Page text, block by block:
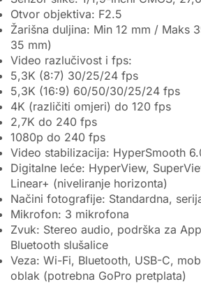
Otvor objektiva: F2.5
Žarišna duljina: Min 12 mm / Maks
35 mm)
Video razlučivost i fps:
5,3K (8:7) 30/25/24 fps
5,3K (16:9) 60/50/30/25/24 fps
4K (različiti omjeri) do 120 fps
2,7K do 240 fps
1080p do 240 fps
Video stabilizacija: HyperSmooth
Digitalne leće: HyperView,
Linear+ (niveliranje horizonta)
Načini fotografije: Standardna,
Mikrofon: 3 mikrofona
Zvuk: Stereo audio, podrška za
Bluetooth slušalice
Veza: Wi-Fi, Bluetooth, USB-C,
oblak (potrebna GoPro pretplata)